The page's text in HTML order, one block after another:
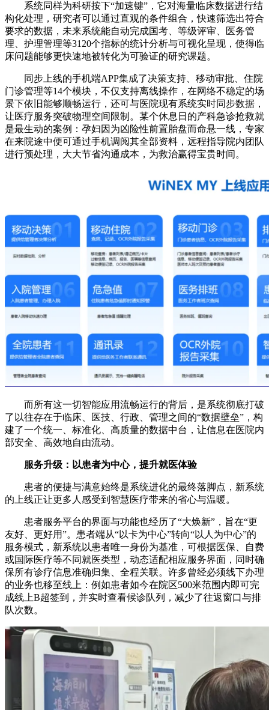
系统同样为科研按下“加速键”，它对海量临床数据进行结
构化处理，研究者可以通过直观的条件组合，快速筛选出符合
要求的数据，未来系统能自动完成国考、等级评审、医务管
理、护理管理等3120个指标的统计分析与可视化呈现，使得临
床问题能够更快速地被转化为可验证的研究课题。
同步上线的手机端APP集成了决策支持、移动审批、住院
门诊管理等14个模块，不仅支持离线操作，在网络不稳定的场
景下依旧能够顺畅运行，还可与医院现有系统实时同步数据，
让医疗服务突破物理空间限制。某个休息日的产科急诊抢救就
是最生动的案例：孕妇因为凶险性前置胎盘而命悬一线，专家
在来院途中便可通过手机调阅其全部资料，远程指导院内团队
进行预处理，大大节省沟通成本，为救治赢得宝贵时间。
而所有这一切智能应用流畅运行的背后，是系统彻底打破
了以往存在于临床、医技、行政、管理之间的“数据壁垒”，构
建了一个统一、标准化、高质量的数据中台，让信息在医院内
部安全、高效地自由流动。
服务升级：以患者为中心，提升就医体验
患者的便捷与满意始终是系统进化的最终落脚点，新系统
的上线正让更多人感受到智慧医疗带来的省心与温暖。
患者服务平台的界面与功能也经历了“大焕新”，旨在“更
友好、更好用”。患者端从“以卡为中心”转向“以人为中心”的
服务模式，新系统以患者唯一身份为基准，可根据医保、自费
或国际医疗等不同就医类型，动态适配相应服务界面，同时确
保所有诊疗信息准确归集、全程关联。许多曾经必须线下办理
的业务也移至线上：例如患者如今在院区500米范围内即可完
成线上B超签到，并实时查看候诊队列，减少了往返窗口与排
队次数。